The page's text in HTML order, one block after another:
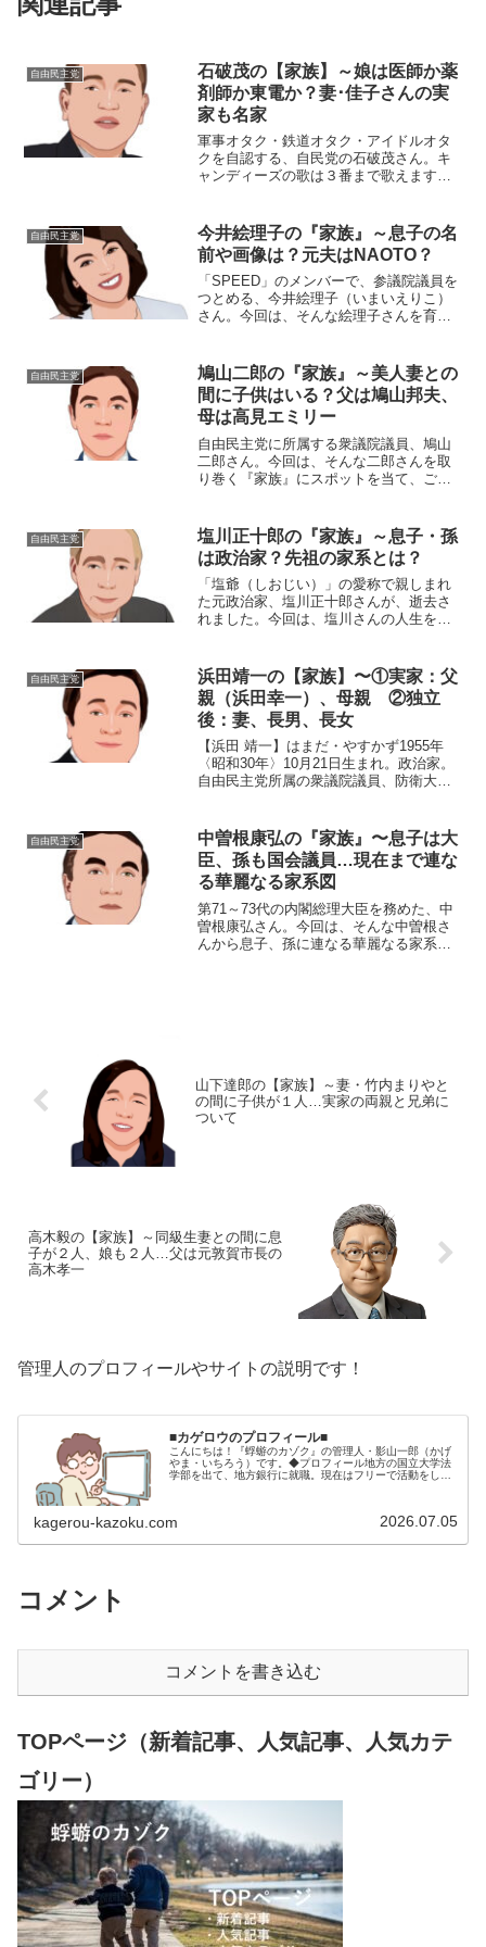
自由民主党
石破茂の【家族】～娘は医師か薬
剤師か東電か？妻･佳子さんの実
家も名家
軍事オタク・鉄道オタク・アイドルオタ
クを自認する、自民党の石破茂さん。キ
ャンディーズの歌は３番まで歌えます！
前：石破 茂（いしば・しげる）生年月
日：1957年〈昭和32年...
自由民主党
今井絵理子の『家族』～息子の名
前や画像は？元夫はNAOTO？
「SPEED」のメンバーで、参議院議員を
つとめる、今井絵理子（いまいえりこ）
さん。今回は、そんな絵理子さんを育
今井絵理子さんのお父さんの職業は、不
動産のお仕事。少し前、...
自由民主党
鳩山二郎の『家族』～美人妻との
間に子供はいる？父は鳩山邦夫、
母は高見エミリー
自由民主党に所属する衆議院議員、鳩山
二郎さん。今回は、そんな二郎さんを取
り巻く『家族』にスポットを当て、ご紹
年〉1月1日出身地 ：東京都文京区出身
大学：杏林大学社...
自由民主党
塩川正十郎の『家族』～息子・孫
は政治家？先祖の家系とは？
「塩爺（しおじい）」の愛称で親しまれ
た元政治家、塩川正十郎さんが、逝去さ
れました。今回は、塩川さんの人生を取
正十郎さんのお父さんは、旧布施市
（現・東大阪市）市長を務めた...
自由民主党
浜田靖一の【家族】〜①実家：父
親（浜田幸一）、母親 ②独立
後：妻、長男、長女
【浜田 靖一】はまだ・やすかず1955年
〈昭和30年〉10月21日生まれ。政治家。
自由民主党所属の衆議院議員、防衛大臣
ん） 妻 （恵理子さん） 長男（智一さ
ん...
自由民主党
中曽根康弘の『家族』〜息子は大
臣、孫も国会議員…現在まで連な
る華麗なる家系図
第71～73代の内閣総理大臣を務めた、中
曽根康弘さん。今回は、そんな中曽根さ
んから息子、孫に連なる華麗なる家系図
山下達郎の【家族】～妻・竹内まりやと
の間に子供が１人…実家の両親と兄弟に
ついて
高木毅の【家族】～同級生妻との間に息
子が２人、娘も２人…父は元敦賀市長の
高木孝一
管理人のプロフィールやサイトの説明です！
■カゲロウのプロフィール■
こんにちは！『蜉蝣のカゾク』の管理人・影山一郎（かげ
やま・いちろう）です。◆プロフィール地方の国立大学法
学部を出て、地方銀行に就職。現在はフリーで活動をして
kagerou-kazoku.com 2026.07.05
コメント
コメントを書き込む
TOPページ（新着記事、人気記事、人気カテ
ゴリー）